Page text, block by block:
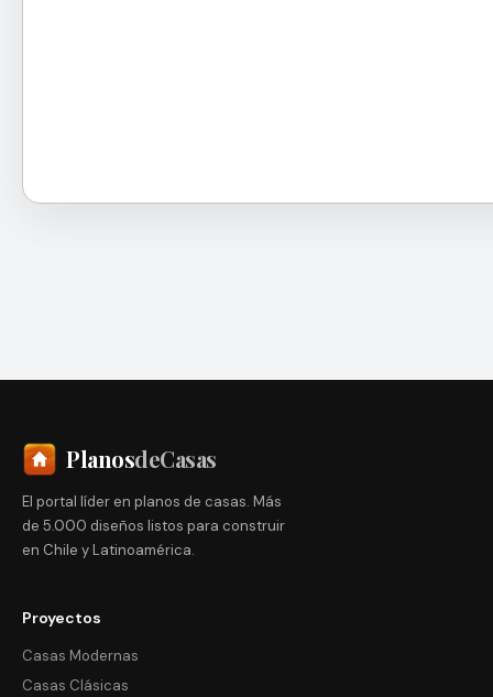
PlanosdeCasas
El portal líder en planos de casas. Más
de 5.000 diseños listos para construir
en Chile y Latinoamérica.
Proyectos
Casas Modernas
Casas Clásicas